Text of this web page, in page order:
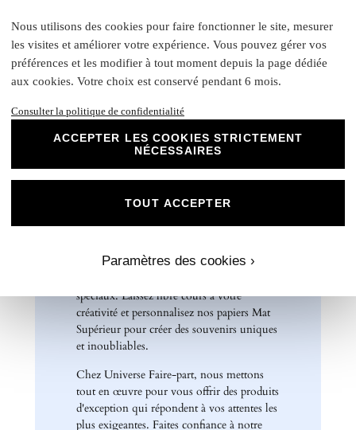
(Fermé)
Carte recto verso : 14 x 15 cm
Format A5 portrait : 14 x 21 cm
Format A6 portrait : 10,5 x 14 cm
Etiquette bouteille: Elles ont une taille unique, pensée
pour convenir à la majorité des bouteilles : 14 x 10 cm
: 4 cm
Notre papier Mat Supérieur sont le choix
parfait pour des faire-part de mariage, des
remerciements et bien plus encore. Optez
résultat impeccable qui ravira vos invités et
spéciaux. Laissez libre cours à votre
créativité et personnalisez nos papiers Mat
Supérieur pour créer des souvenirs uniques
et inoubliables.
Chez Universe Faire-part, nous mettons
tout en œuvre pour vous offrir des produits
d'exception qui répondent à vos attentes les
plus exigeantes. Faites confiance à notre
Nous utilisons des cookies pour faire fonctionner le site, mesurer
les visites et améliorer votre expérience. Vous pouvez gérer vos
préférences et les modifier à tout moment depuis la page dédiée
aux cookies. Votre choix est conservé pendant 6 mois.
Consulter la politique de confidentialité
ACCEPTER LES COOKIES STRICTEMENT
NÉCESSAIRES
Paramètres des cookies ›
TOUT ACCEPTER